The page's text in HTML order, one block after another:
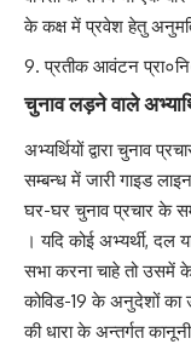
के कक्ष में प्रवेश हेतु
प्रतीक आवंटन
चुनाव लड़ने वाले
अभ्यर्थियों द्वारा चुनाव
सम्बन्ध में जारी गाइड
घर-घर चुनाव प्रचार के
। यदि कोई अभ्यर्थी, दल
सभा करना चाहे तो उसमें
कोविड-19 के अनुदेशों का
की धारा के अन्तर्गत कानूनी